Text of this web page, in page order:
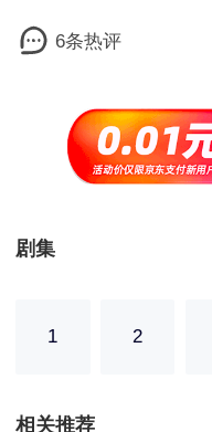
6条热评
剧集
1 2
相关推荐